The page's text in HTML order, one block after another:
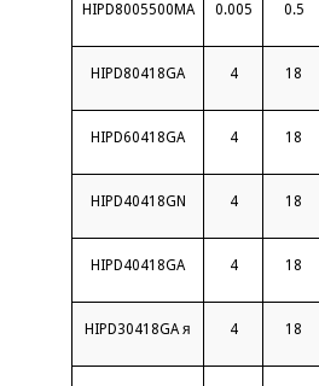
HIPD8005500MA 0.005 0.5
HIPD80418GA 4 18
HIPD60418GA 4 18
HIPD40418GN 4 18
HIPD40418GA 4 18
HIPD30418GA я 4 18